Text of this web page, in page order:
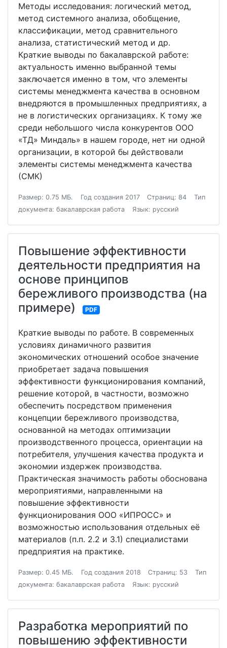
Методы исследования: логический метод,
метод системного анализа, обобщение,
классификации, метод сравнительного
анализа, статистический метод и др.
Краткие выводы по бакалаврской работе:
актуальность именно выбранной темы
заключается именно в том, что элементы
системы менеджмента качества в основном
внедряются в промышленных предприятиях, а
не в логистических организациях. К тому же
среди небольшого числа конкурентов ООО
«ТД» Миндаль» в нашем городе, нет ни одной
организации, в которой бы действовали
элементы системы менеджмента качества
(СМК)
Размер: 0.75 МБ. Год создания 2017 Страниц: 84
Тип
документа: бакалаврская работа
Язык: русский
Повышение эффективности
деятельности предприятия на
основе принципов
бережливого производства (на
примере)
PDF
Краткие выводы по работе. В современных
условиях динамичного развития
экономических отношений особое значение
приобретает задача повышения
эффективности функционирования компаний,
решение которой, в частности, возможно
обеспечить посредством применения
концепции бережливого производства,
основанной на методах оптимизации
производственного процесса, ориентации на
потребителя, улучшения качества продукта и
экономии издержек производства.
Практическая значимость работы обоснована
мероприятиями, направленными на
повышение эффективности
функционирования ООО «ИПРОСС» и
возможностью использования отдельных её
материалов (п.п. 2.2 и 3.1) специалистами
предприятия на практике.
Размер: 0.45 МБ. Год создания 2018 Страниц: 53
Тип
документа: бакалаврская работа
Язык: русский
Разработка мероприятий по
повышению эффективности